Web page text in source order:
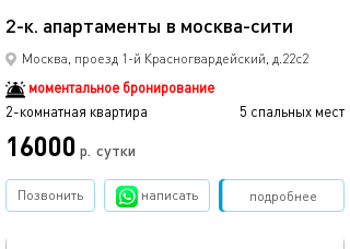
2-к. апартаменты в москва-сити
Москва, проезд 1-й Красногвардейский, д.22с2
моментальное бронирование
2-комнатная квартира
5 спальных мест
16000 р. сутки
подробнее
Позвонить написать Забронировать